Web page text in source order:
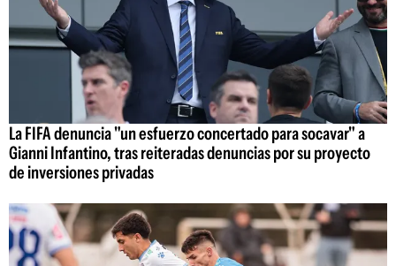
La FIFA denuncia "un esfuerzo concertado para socavar" a
Gianni Infantino, tras reiteradas denuncias por su proyecto
de inversiones privadas